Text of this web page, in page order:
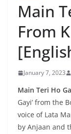
Main
From
January 7, 2023
Main Teri Ho
Gayi’ from the
voice of Lata
by Anjaan and